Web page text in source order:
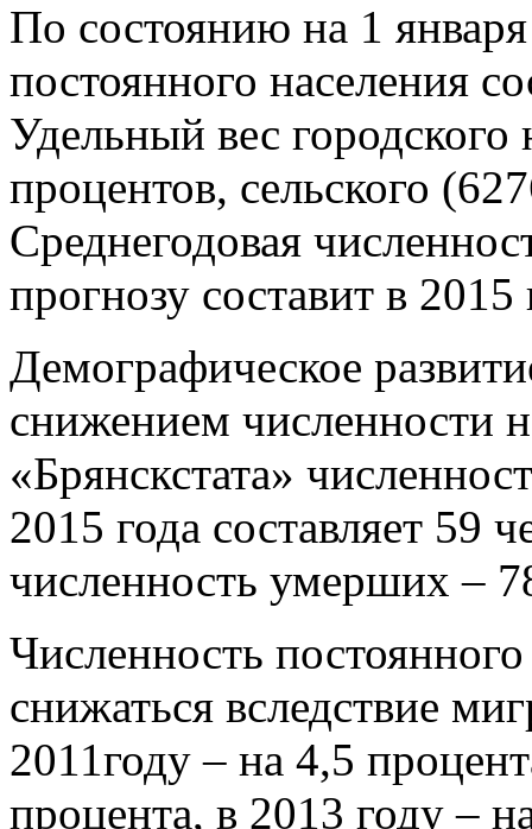
По состоянию на 1
постоянного населения
Удельный вес
процентов, сельского
Среднегодовая
прогнозу составит в
Демографическое
снижением численности
«Брянскстата»
2015 года составляет 59
численность умерших –
Численность
снижаться вследствие
2011году – на 4,5
процента, в 2013 году –